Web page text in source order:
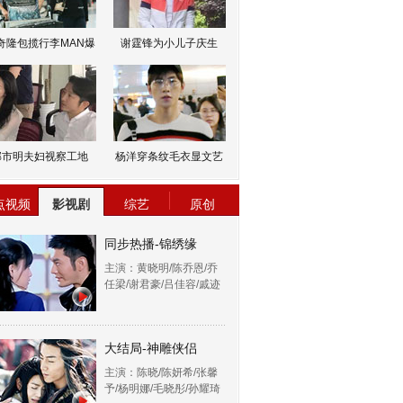
隆包揽行李MAN爆 谢霆锋为小儿子庆生
明夫妇视察工地 杨洋穿条纹毛衣显文艺
视频 影视剧 综艺 原创
同步热播-锦绣缘
主演：黄晓明/陈乔恩/乔
任梁/谢君豪/吕佳容/戚迹
大结局-神雕侠侣
主演：陈晓/陈妍希/张馨
予/杨明娜/毛晓彤/孙耀琦